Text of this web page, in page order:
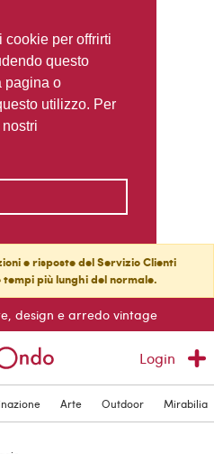
cookie per offrirti
questo
pagina o
utilizzo. Per
e risposte del Servizio Clienti
più lunghi del normale.
design e arredo vintage
Login
Arte Outdoor Mirabilia